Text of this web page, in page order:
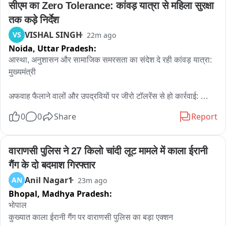
शुरू हो जाएगा। हालांकि नये जिले के गठन की वजह से आमजन को भारी
राहत मिली है क्योंकि तत्कालीन नागौर जिला बहुत ही बड़ा जिला था।
वर्तमान जिला मुख्यालय से ही नागौर की दूरी 100 किमी है ऐसे में दूर दराज के
क्षेत्रों से आने वाले लोगों को आवागमन में लगने वाले समय और आर्थिक मार
से भी राहत मिली है।
सीएम का Zero Tolerance: कांवड़ यात्रा से महिला सुरक्षा
तक कड़े निर्देश
VS VISHAL SINGH 22m ago
Noida, Uttar Pradesh:
आस्था, अनुशासन और सामाजिक समरसता का संदेश दे रही कांवड़ यात्रा:
मुख्यमंत्री
अफवाह फैलाने वालों और उपद्रवियों पर जीरो टॉलरेंस से हो कार्रवाई:
स्वीकार नहीं: मुख्यमंत्री
मुख्यमंत्री का निर्देश, उर्वरकों की उपलब्धता में न हो बाधा, कालाबाजारी पर
रखें कड़ी नजर
महिला सुरक्षा सर्वोच्च प्राथमिकता, मिशन शक्ति को और प्रभावी बनाएं
0 0 Share Report
वाराणसी पुलिस ने 27 किलो चांदी लूट मामले में काला ईरानी
गैंग के दो बदमाश गिरफ्तार
AN Anil Nagar1 23m ago
Bhopal, Madhya Pradesh:
भोपाल
कुख्यात काला ईरानी गैंग पर वाराणसी पुलिस का बड़ा एक्शन